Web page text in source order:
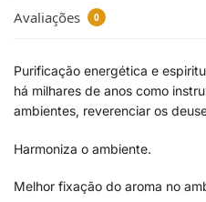
Avaliações 0
Purificação energética e
há milhares de anos como
ambientes, reverenciar os
Harmoniza o ambiente.
Melhor fixação do aroma no